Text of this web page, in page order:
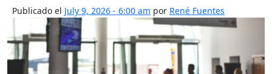
Publicado el July 9, 2026 - 6:00 am por René Fuentes